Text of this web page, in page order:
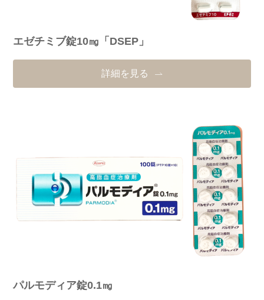
エゼチミブ錠10㎎「DSEP」
詳細を見る
パルモディア錠0.1㎎